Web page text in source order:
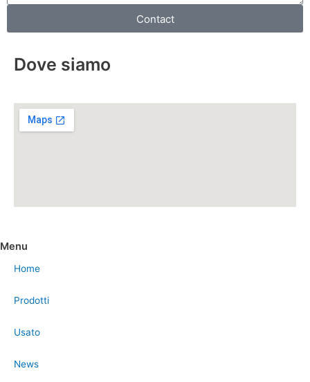
Home
Prodotti
Usato
Contatti
Contact
Dove siamo
Menu
Home
Prodotti
Usato
News